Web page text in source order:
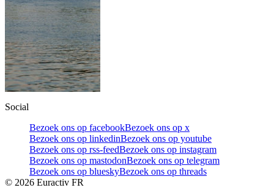
Social
Bezoek ons op facebookBezoek ons op x
Bezoek ons op linkedinBezoek ons op youtube
Bezoek ons op rss-feedBezoek ons op instagram
Bezoek ons op mastodonBezoek ons op telegram
Bezoek ons op blueskyBezoek ons op threads
© 2026 Euractiv FR